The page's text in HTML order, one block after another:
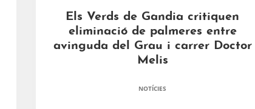
Els Verds de Gandia critiquen
eliminació de palmeres entre
avinguda del Grau i carrer Doctor
Melis
NOTÍCIES